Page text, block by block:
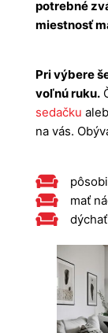
potrebné
miestnosť
Pri výbere
voľnú ruku.
sedačku
na vás.
mať